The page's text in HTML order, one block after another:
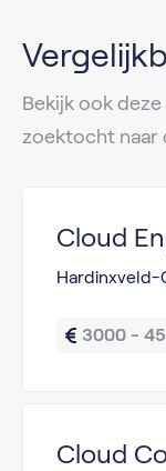
Bekijk ook
zoektocht naar
Cloud
Hardinxveld-
3000 -
Cloud